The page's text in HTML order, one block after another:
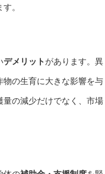
。
デメリットがあります。異
の生育に大きな影響を与
の減少だけでなく、市場